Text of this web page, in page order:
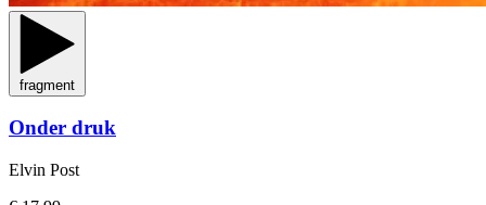
fragment
Onder druk
Elvin Post